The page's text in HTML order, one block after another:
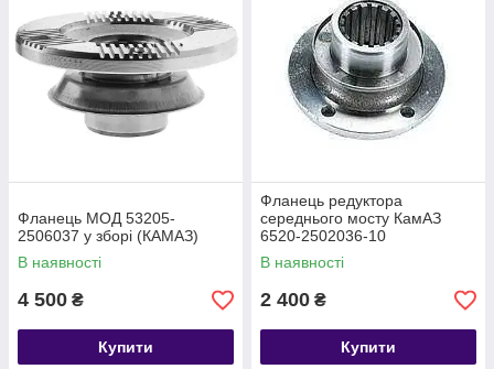
Фланець МОД 53205-
2506037 у зборі (КАМАЗ)
В наявності
4 500 ₴
Купити
Фланець редуктора
середнього мосту КамАЗ
6520-2502036-10
В наявності
2 400 ₴
Купити